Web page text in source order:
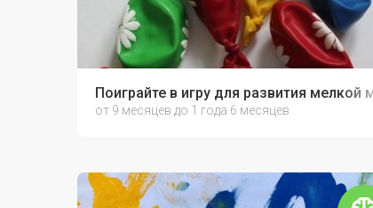
Поиграйте в игру для развития мелкой
от 9 месяцев до 1 года 6 месяцев